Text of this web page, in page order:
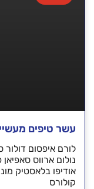
עשר טיפים
לורם איפסום
נולום ארווס סאפיאן
אודיפו בלאסטיק
קולורס